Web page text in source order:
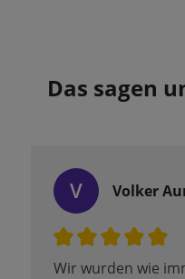
Das sagen
V Volker
Wir wurden wie